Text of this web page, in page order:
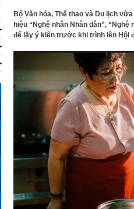
Bộ Văn hóa, Thể thao và Du lịch
hiệu “Nghệ nhân Nhân dân”,
để lấy ý kiến trước khi trình lên Hội